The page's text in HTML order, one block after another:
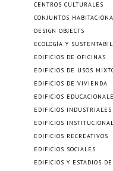
CENTROS CULTURALES
CONJUNTOS
DESIGN OBJECTS
ECOLOGÍA Y
EDIFICIOS DE OFICINAS
EDIFICIOS DE USOS
EDIFICIOS DE VIVIENDA
EDIFICIOS
EDIFICIOS INDUSTRIALES
EDIFICIOS
EDIFICIOS RECREATIVOS
EDIFICIOS SOCIALES
EDIFICIOS Y ESTADIOS